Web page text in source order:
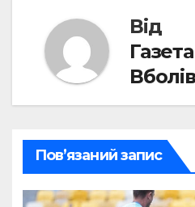
Від
Газета
Пов’язаний запис